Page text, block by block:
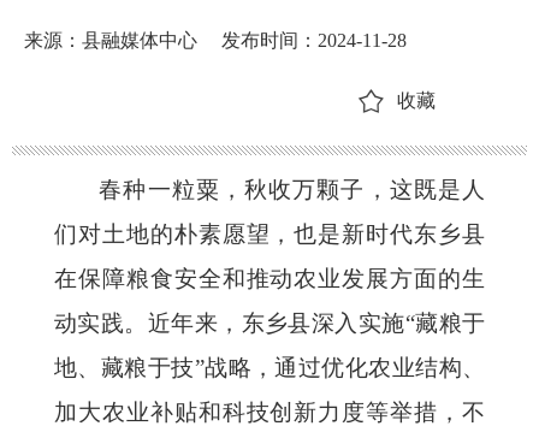
来源：县融媒体中心 发布时间：2024-11-28
收藏
春种一粒粟，秋收万颗子，这既是人
们对土地的朴素愿望，也是新时代东乡县
在保障粮食安全和推动农业发展方面的生
动实践。近年来，东乡县深入实施“藏粮于
地、藏粮于技”战略，通过优化农业结构、
加大农业补贴和科技创新力度等举措，不